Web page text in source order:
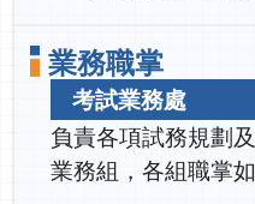
業務職掌
考試業務處
負責各項試務規劃
業務組，各組職掌如